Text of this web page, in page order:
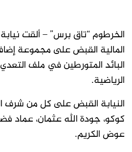
الخرطوم “تاق برس” – ألقت
المالية القبض على مجموعة
البائد المتورطين في ملف
الرياضية.
النيابة القبض على كل من شرف
كوكو، جودة الله عثمان، عماد
عوض الكريم.